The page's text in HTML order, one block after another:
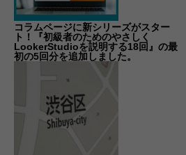
コラムページに新シリーズがスター
ト！『初級者のためのやさしく
LookerStudioを説明する18回』の最
初の5回分を追加しました。